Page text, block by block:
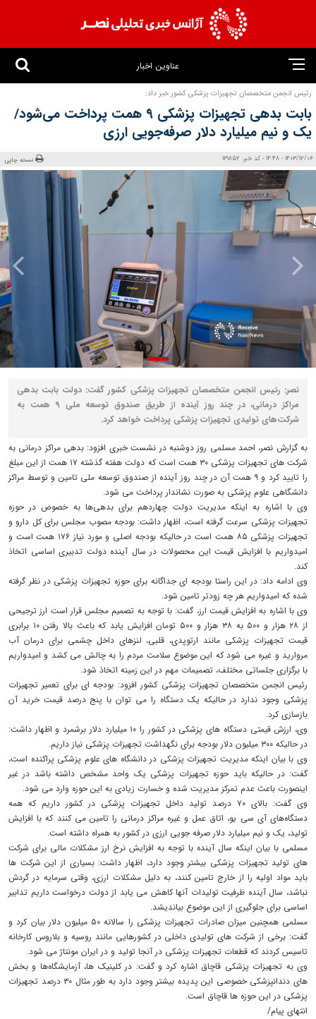
عناوین اخبار
رئیس انجمن متخصصان تجهیزات پزشکی کشور خبر داد:
بابت بدهی تجهیزات پزشکی ۹ همت پرداخت می‌شود/
یک و نیم میلیارد دلار صرفه‌جویی ارزی
1403/12/06 - 14:48 - کد خبر: 131852 نسخه چاپی
نصر: رئیس انجمن متخصصان تجهیزات پزشکی کشور گفت: دولت بابت بدهی
مراکز درمانی، در چند روز آینده از طریق صندوق توسعه ملی ۹ همت به
شرکت‌های تولیدی تجهیزات پزشکی پرداخت خواهد کرد.
به گزارش نصر، احمد مسلمی روز دوشنبه در نشست خبری افزود: بدهی مراکز درمانی به
شرکت های تجهیزات پزشکی ۳۰ همت است که دولت هفته گذشته ۱۷ همت از این مبلغ
را تایید کرد و ۹ همت آن در چند روز آینده از صندوق توسعه ملی تامین و توسط مراکز
دانشگاهی علوم پزشکی به صورت نشاندار پرداخت می شود.
وی با اشاره به اینکه مدیریت دولت چهاردهم برای بدهی‌ها به خصوص در حوزه
تجهیزات پزشکی سرعت گرفته است، اظهار داشت: بودجه مصوب مجلس برای کل دارو و
تجهیزات پزشکی ۸۵ همت است در حالیکه بودجه اصلی و مورد نیاز ۱۷۶ همت است و
امیدواریم با افزایش قیمت این محصولات در سال آینده دولت تدبیری اساسی اتخاذ
کند.
وی ادامه داد: در این راستا بودجه ای جداگانه برای حوزه تجهیزات پزشکی در نظر گرفته
شده که امیدواریم هر چه زودتر تامین شود.
وی با اشاره به افزایش قیمت ارز، گفت: با توجه به تصمیم مجلس قرار است ارز ترجیحی
از ۲۸ هزار و ۵۰۰ به ۳۸ هزار و ۵۰۰ تومان افزایش یابد که باعث بالا رفتن ۱۰ برابری
قیمت تجهیزات پزشکی مانند ارتوپدی، قلبی، لنزهای داخل چشمی برای درمان آب
مروارید و غیره می شود که این موضوع سلامت مردم را به چالش می کشد و امیدواریم
با برگزاری جلساتی مختلف، تصمیمات مهم در این زمینه اتخاذ شود.
رئیس انجمن متخصصان تجهیزات پزشکی کشور افزود: بودجه ای برای تعمیر تجهیزات
پزشکی وجود ندارد در حالیکه یک دستگاه را می توان با پنج درصد قیمت خرید آن
بازسازی کرد.
وی، ارزش قیمتی دستگاه های پزشکی در کشور را ۱۰ میلیارد دلار برشمرد و اظهار داشت:
در حالیکه ۳۰۰ میلیون دلار بودجه برای نگهداشت تجهیزات پزشکی نیاز داریم.
وی با بیان اینکه مدیریت تجهیزات پزشکی در دانشگاه های علوم پزشکی پراکنده است،
گفت: در حالیکه باید حوزه تجهیزات پزشکی یک واحد مشخص داشته باشد در غیر
اینصورت باعث عدم تمرکز مدیریت شده و خسارت زیادی به این حوزه وارد می شود.
وی گفت: بالای ۷۰ درصد تولید داخل تجهیزات پزشکی در کشور داریم که همه
دستگاه‌های آی سی یو، اتاق عمل و غیره مراکز درمانی را تامین می کنند که با افزایش
تولید، یک و نیم میلیارد دلار صرفه جویی ارزی در کشور به همراه داشته است.
مسلمی با بیان اینکه سال آینده با توجه به افزایش نرخ ارز مشکلات مالی برای شرکت
های تولید تجهیزات پزشکی بیشتر وجود دارد، اظهار داشت: بسیاری از این شرکت ها
باید مواد اولیه را از خارج تامین کنند، به دلیل مشکلات ارزی، وقتی سرمایه در گردش
نباشد، سال آینده ظرفیت تولیدات آنها کاهش می یابد از دولت درخواست داریم تدابیر
اساسی برای جلوگیری از این موضوع بیاندیشد.
مسلمی همچنین میزان صادرات تجهیزات پزشکی را سالانه ۵۰ میلیون دلار بیان کرد و
گفت: برخی از شرکت های تولیدی داخلی در کشورهایی مانند روسیه و بلاروس کارخانه
تاسیس کردند که قطعات تجهیزات پزشکی در آنجا تولید و در ایران مونتاژ می شود.
وی به تجهیزات پزشکی قاچاق اشاره کرد و گفت: در کلینیک ها، آزمایشگاه‌ها و بخش
های دندانپزشکی خصوصی این پدیده بیشتر وجود دارد به طور مثال ۳۰ درصد تجهیزات
پزشکی در این حوزه ها قاچاق است.
انتهای پیام/